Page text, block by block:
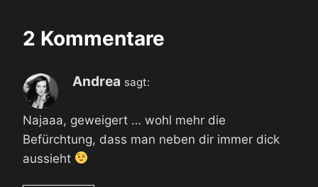
2 Kommentare
Andrea sagt:
Najaaa, geweigert … wohl mehr die
Befürchtung, dass man neben dir immer dick
aussieht